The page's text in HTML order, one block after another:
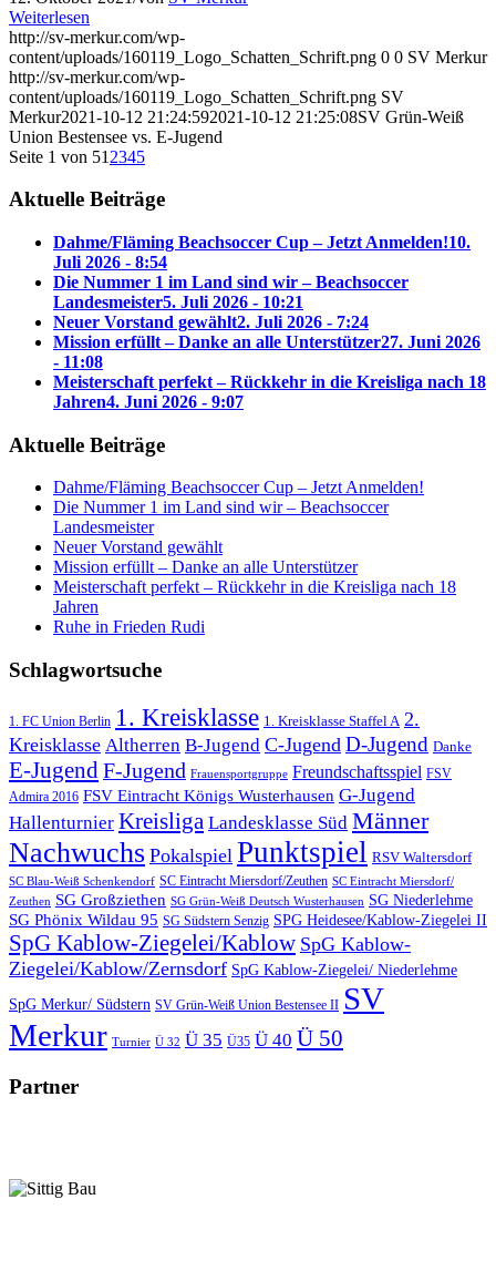
Weiterlesen
http://sv-merkur.com/wp-
content/uploads/160119_Logo_Schatten_Schrift.png 0 0 SV Merkur
http://sv-merkur.com/wp-
content/uploads/160119_Logo_Schatten_Schrift.png SV
Merkur2021-10-12 21:24:592021-10-12 21:25:08SV Grün-Weiß
Union Bestensee vs. E-Jugend
Seite 1 von 51 2345
Aktuelle Beiträge
Dahme/Fläming Beachsoccer Cup – Jetzt Anmelden!10.
Juli 2026 - 8:54
Die Nummer 1 im Land sind wir – Beachsoccer
Landesmeister5. Juli 2026 - 10:21
Neuer Vorstand gewählt2. Juli 2026 - 7:24
Mission erfüllt – Danke an alle Unterstützer27. Juni 2026
- 11:08
Meisterschaft perfekt – Rückkehr in die Kreisliga nach 18
Jahren4. Juni 2026 - 9:07
Aktuelle Beiträge
Dahme/Fläming Beachsoccer Cup – Jetzt Anmelden!
Die Nummer 1 im Land sind wir – Beachsoccer
Landesmeister
Neuer Vorstand gewählt
Mission erfüllt – Danke an alle Unterstützer
Meisterschaft perfekt – Rückkehr in die Kreisliga nach 18
Jahren
Ruhe in Frieden Rudi
Schlagwortsuche
1. FC Union Berlin 1. Kreisklasse 1. Kreisklasse Staffel A 2.
Kreisklasse Altherren B-Jugend C-Jugend D-Jugend Danke
E-JugendF-Jugend Frauensportgruppe Freundschaftsspiel FSV
Admira 2016 FSV Eintracht Königs Wusterhausen G-Jugend
Hallenturnier Kreisliga Landesklasse Süd Männer
Nachwuchs Pokalspiel Punktspiel RSV Waltersdorf
SC Blau-Weiß Schenkendorf SC Eintracht Miersdorf/Zeuthen SC Eintracht Miersdorf/
Zeuthen SG Großziethen SG Grün-Weiß Deutsch Wusterhausen SG Niederlehme
SG Phönix Wildau 95 SG Südstern Senzig SPG Heidesee/Kablow-Ziegelei II
SpG Kablow-Ziegelei/Kablow SpG Kablow-
Ziegelei/Kablow/Zernsdorf SpG Kablow-Ziegelei/ Niederlehme
SpG Merkur/ Südstern SV Grün-Weiß Union Bestensee II SV
Merkur Turnier Ü 32 Ü 35 Ü35 Ü 40 Ü 50
Partner